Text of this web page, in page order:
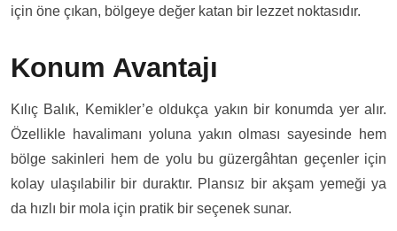
için öne çıkan, bölgeye değer katan bir lezzet noktasıdır.
Konum Avantajı
Kılıç Balık, Kemikler’e oldukça yakın bir konumda yer alır.
Özellikle havalimanı yoluna yakın olması sayesinde hem
bölge sakinleri hem de yolu bu güzergâhtan geçenler için
kolay ulaşılabilir bir duraktır. Plansız bir akşam yemeği ya
da hızlı bir mola için pratik bir seçenek sunar.